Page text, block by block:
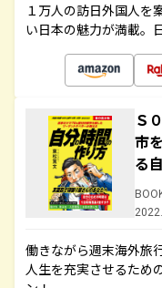
１万人の訪日外国人を
い日本の魅力が満載。
Ｓ
市
る
働きながら週末海外旅
人生を充実させるため